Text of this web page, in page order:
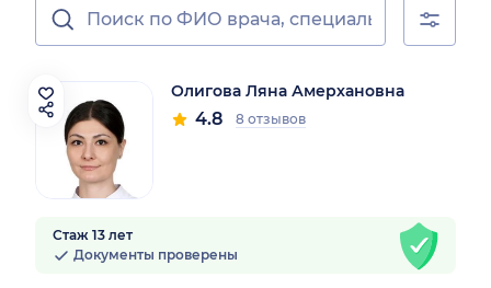
Олигова Ляна Амерхановна
4.8 8 отзывов
Стаж 13 лет
Документы проверены